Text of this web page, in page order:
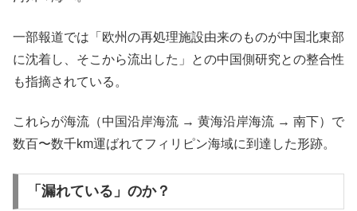
一部報道では「欧州の再処理施設由来のものが中国北東部
に沈着し、そこから流出した」との中国側研究との整合性
も指摘されている。
これらが海流（中国沿岸海流 → 黄海沿岸海流 → 南下）で
数百〜数千km運ばれてフィリピン海域に到達した形跡。
「漏れている」のか？